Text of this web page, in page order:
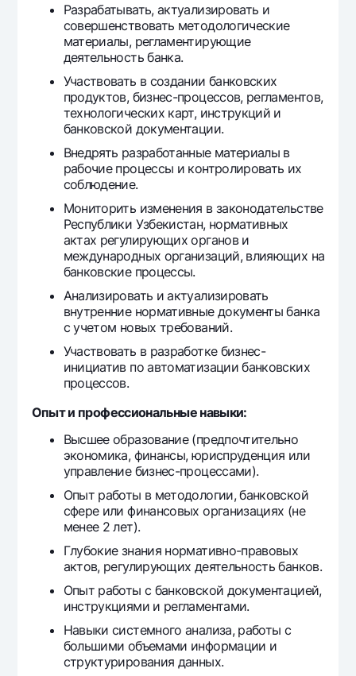
Часто задаваемые вопросы
Пресс-центр
Офисы и банкоматы
Согласие на обработку персональных данных
Следите за нами в соцсетях
Контакт-центр
+998 78 148-00-101344
Разрабатывать, актуализировать и
совершенствовать методологические
материалы, регламентирующие
деятельность банка.
Участвовать в создании банковских
продуктов, бизнес-процессов, регламентов,
технологических карт, инструкций и
банковской документации.
Внедрять разработанные материалы в
рабочие процессы и контролировать их
соблюдение.
Мониторить изменения в законодательстве
Республики Узбекистан, нормативных
актах регулирующих органов и
международных организаций, влияющих на
банковские процессы.
Анализировать и актуализировать
внутренние нормативные документы банка
с учетом новых требований.
Участвовать в разработке бизнес-
инициатив по автоматизации банковских
процессов.
Опыт и профессиональные навыки:
Высшее образование (предпочтительно
экономика, финансы, юриспруденция или
управление бизнес-процессами).
Опыт работы в методологии, банковской
сфере или финансовых организациях (не
менее 2 лет).
Глубокие знания нормативно-правовых
актов, регулирующих деятельность банков.
Опыт работы с банковской документацией,
инструкциями и регламентами.
Навыки системного анализа, работы с
большими объемами информации и
структурирования данных.